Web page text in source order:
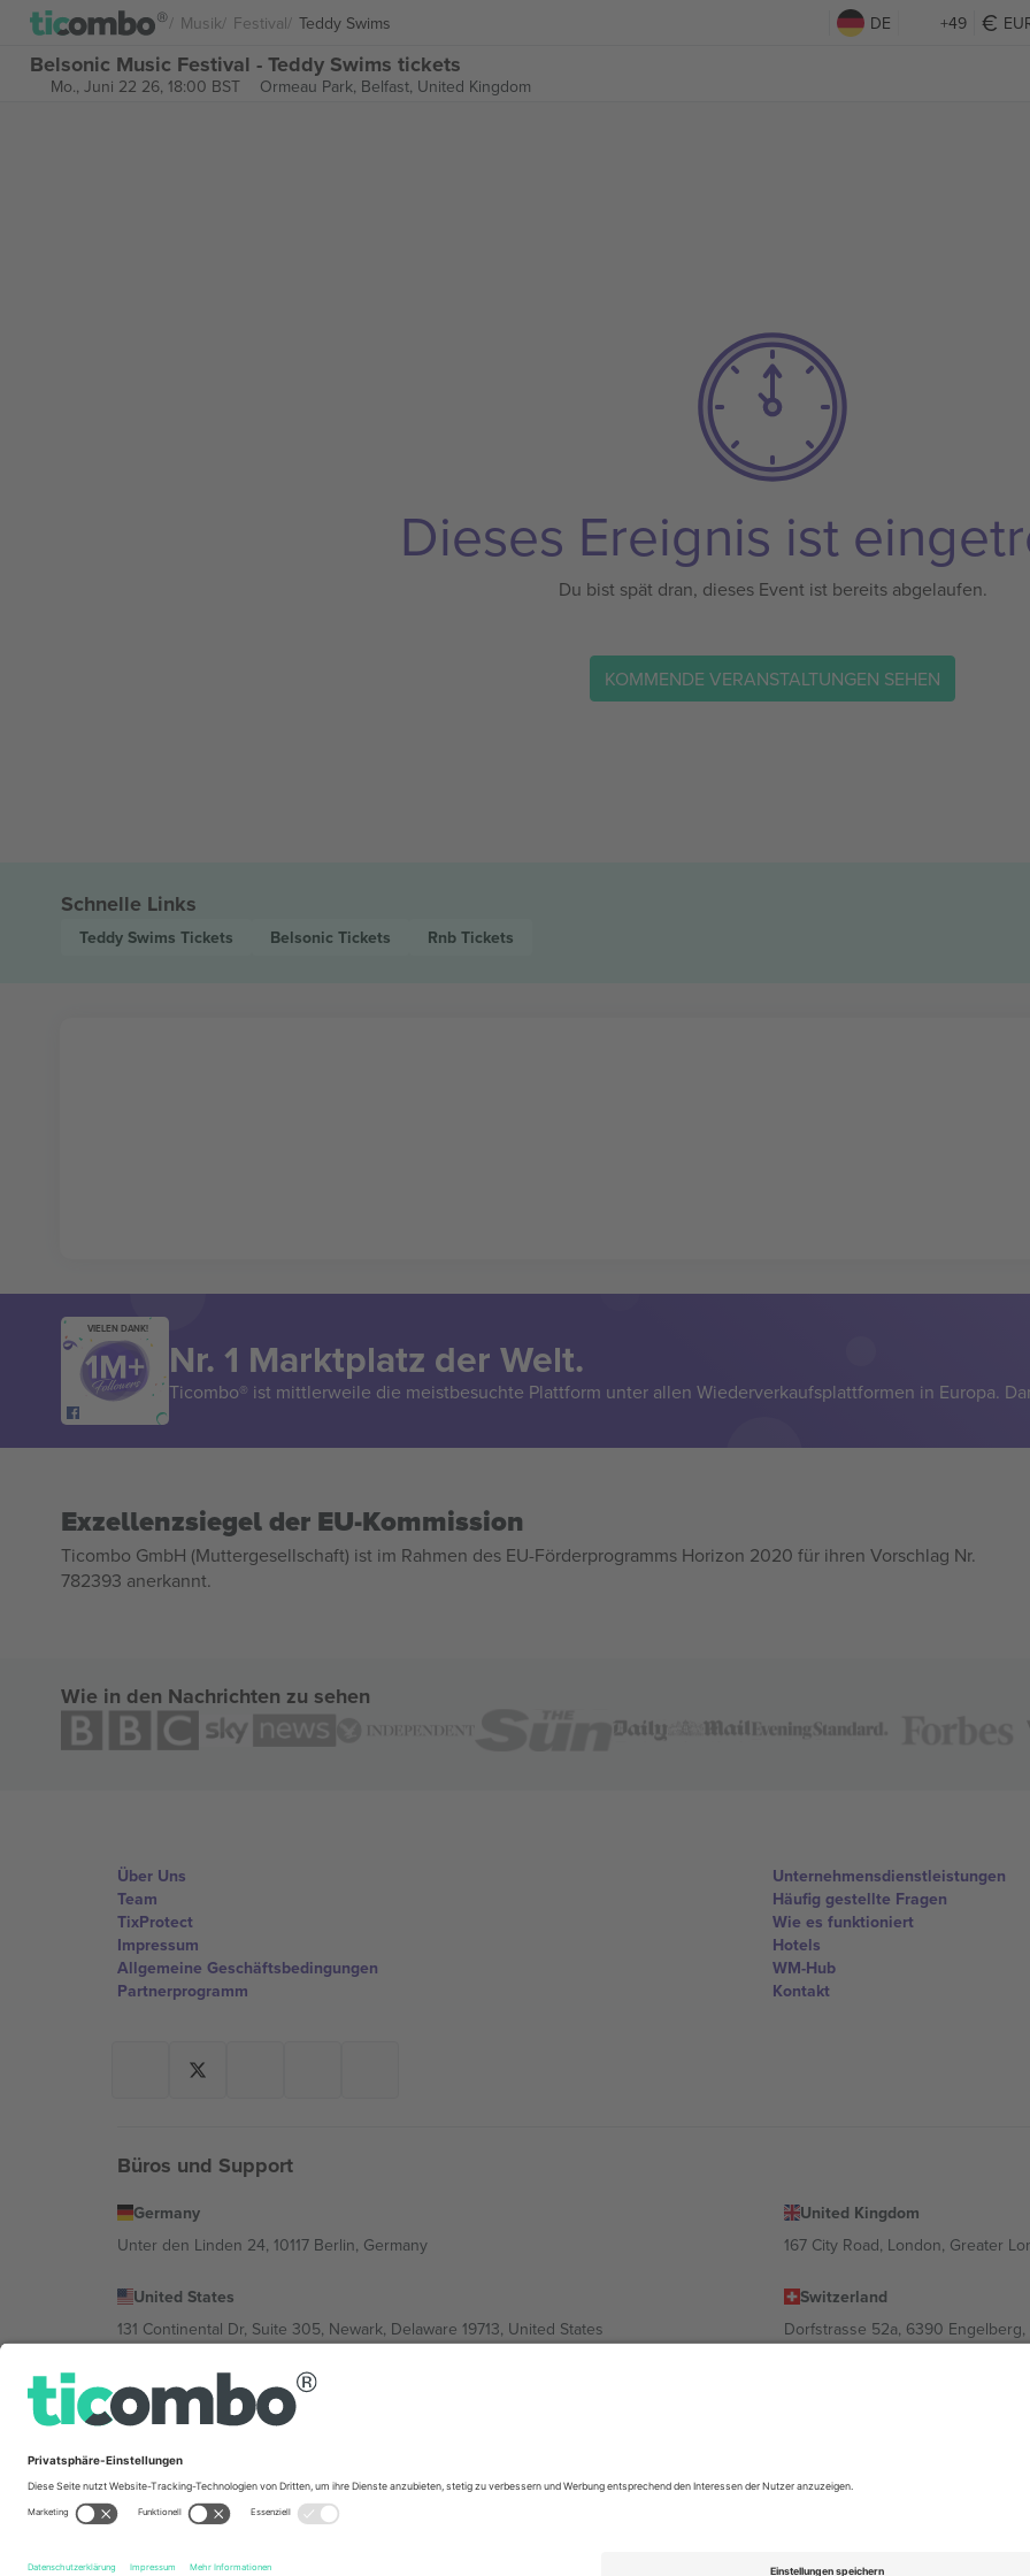
Musik Festival Teddy Swims DE +49
Belsonic Music Festival - Teddy Swims tickets
Mo., Juni 22 26, 18:00 BST Ormeau Park, Belfast, United Kingdom
Dieses Ereignis ist
Du bist spät dran, dieses Event ist bereits abgelaufen.
KOMMENDE VERANSTALTUNGEN SEHEN
Schnelle Links
Teddy Swims Tickets Belsonic Tickets Rnb Tickets
VIELEN DANK!
Nr. 1 Marktplatz der Welt.
Ticombo® ist mittlerweile die meistbesuchte Plattform unter allen Wiederverkaufsplattformen in Europa.
Exzellenzsiegel der EU-Kommission
Ticombo GmbH (Muttergesellschaft) ist im Rahmen des EU-Förderprogramms Horizon 2020 für ihren Vorschlag Nr.
782393 anerkannt.
Wie in den Nachrichten zu sehen
Über Uns
Team
TixProtect
Impressum
Allgemeine Geschäftsbedingungen
Partnerprogramm
Unternehmensdienstleistungen
Häufig gestellte Fragen
Wie es funktioniert
Hotels
WM-Hub
Kontakt
Büros und Support
Germany
Unter den Linden 24, 10117 Berlin, Germany
United Kingdom
167 City Road, London, Greater
United States
131 Continental Dr, Suite 305, Newark, Delaware 19713, United States
Switzerland
Dorfstrasse 52a, 6390 Engelberg,
Bulgaria
Regus Sofia City West, bul Totleben 53-55, 1606 Sofia, Bulgaria
Mexico
Av Chapultepec 360, Roma Norte, Cuauhtémoc, 06700 Ciudad de México, CDMX, Mexico
im Impressum und in den Allgemeinen Geschäftsbedingungen.,
© 2026 Ticombo. Alle Rechte vorbehalten.